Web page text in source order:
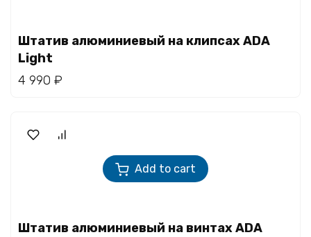
Штатив алюминиевый на клипсах ADA
Light
4 990 ₽
Add to cart
Штатив алюминиевый на винтах ADA